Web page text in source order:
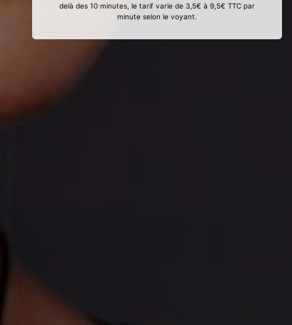
delà des 10 minutes, le tarif varie de 3,5€ à 9,5€ TTC par
minute selon le voyant.